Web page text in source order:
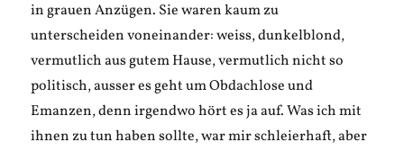
in grauen Anzügen. Sie waren kaum zu
unterscheiden voneinander: weiss, dunkelblond,
vermutlich aus gutem Hause, vermutlich nicht so
politisch, ausser es geht um Obdachlose und
Emanzen, denn irgendwo hört es ja auf. Was ich mit
ihnen zu tun haben sollte, war mir schleierhaft, aber